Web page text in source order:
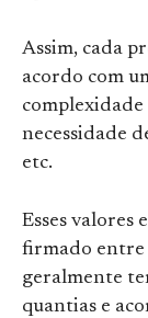
Assim, cada
acordo com
necessidade
etc.
Esses valores
firmado entre
geralmente
quantias e